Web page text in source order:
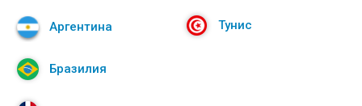
Тунис
Аргентина
Бразилия